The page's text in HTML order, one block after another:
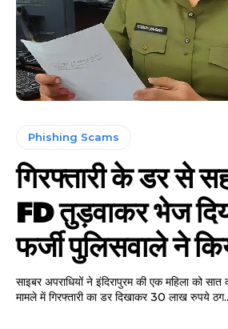
Phishing Scams
गिरफ्तारी के डर से
FD तुड़वाकर भेज
फर्जी पुलिसवाले ने
साइबर अपराधियों ने इंदिरापुरम की एक महिला को
मामले में गिरफ्तारी का डर दिखाकर 30 लाख रुपये